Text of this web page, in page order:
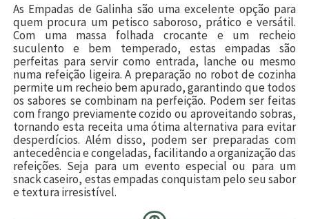
As Empadas de Galinha são uma excelente opção para
quem procura um petisco saboroso, prático e versátil.
Com uma massa folhada crocante e um recheio
suculento e bem temperado, estas empadas são
perfeitas para servir como entrada, lanche ou mesmo
numa refeição ligeira. A preparação no robot de cozinha
permite um recheio bem apurado, garantindo que todos
os sabores se combinam na perfeição. Podem ser feitas
com frango previamente cozido ou aproveitando sobras,
tornando esta receita uma ótima alternativa para evitar
desperdícios. Além disso, podem ser preparadas com
antecedência e congeladas, facilitando a organização das
refeições. Seja para um evento especial ou para um
snack caseiro, estas empadas conquistam pelo seu sabor
e textura irresistível.